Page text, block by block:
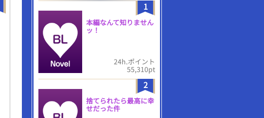
1
本編なんて知りません
ッ！
24h.ポイント
55,310pt
2
捨てられたら最高に幸
せだった件